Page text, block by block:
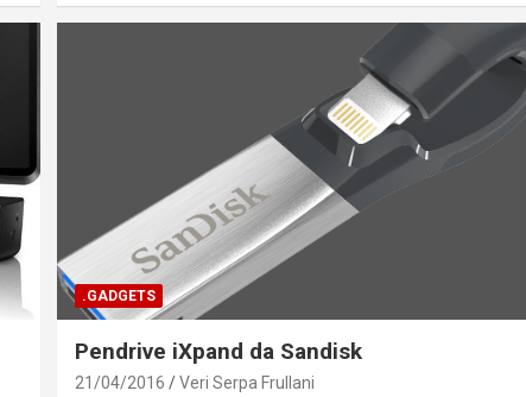
.GADGETS
Pendrive iXpand da Sandisk
21/04/2016 Veri Serpa Frullani